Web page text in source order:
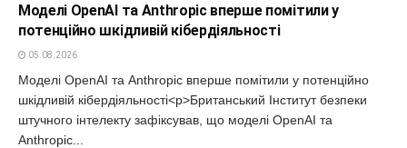
Моделі OpenAI та Anthropic вперше помітили у
потенційно шкідливій кібердіяльності
05.08.2026
Моделі OpenAI та Anthropic вперше помітили у потенційно
шкідливій кібердіяльності<p>Британський Інститут безпеки
штучного інтелекту зафіксував, що моделі OpenAI та
Anthropic...